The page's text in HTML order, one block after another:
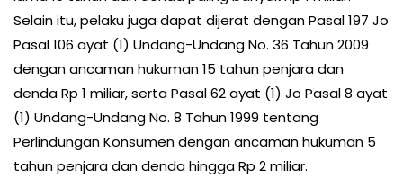
Selain itu, pelaku juga dapat dijerat dengan Pasal 197 Jo
Pasal 106 ayat (1) Undang-Undang No. 36 Tahun 2009
dengan ancaman hukuman 15 tahun penjara dan
denda Rp 1 miliar, serta Pasal 62 ayat (1) Jo Pasal 8 ayat
(1) Undang-Undang No. 8 Tahun 1999 tentang
Perlindungan Konsumen dengan ancaman hukuman 5
tahun penjara dan denda hingga Rp 2 miliar.